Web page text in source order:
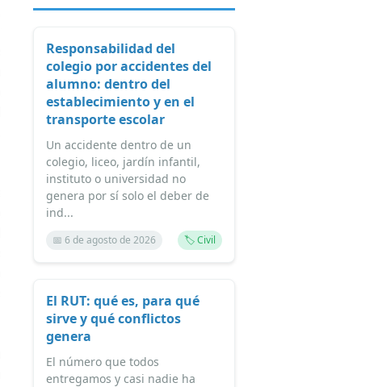
Responsabilidad del
colegio por accidentes del
alumno: dentro del
establecimiento y en el
transporte escolar
Un accidente dentro de un
colegio, liceo, jardín infantil,
instituto o universidad no
genera por sí solo el deber de
ind...
📅 6 de agosto de 2026 🏷️ Civil
El RUT: qué es, para qué
sirve y qué conflictos
genera
El número que todos
entregamos y casi nadie ha